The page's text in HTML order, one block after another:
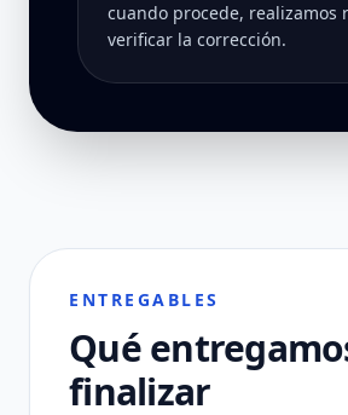
cuando procede, realizamos
verificar la corrección.
ENTREGABLES
Qué
finalizar